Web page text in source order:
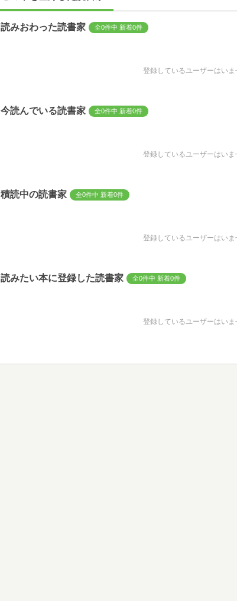
読みおわった読書家 全0件中 新着0件
登録しているユーザーはいま
今読んでいる読書家 全0件中 新着0件
登録しているユーザーはいま
積読中の読書家 全0件中 新着0件
登録しているユーザーはいま
読みたい本に登録した読書家 全0件中 新着0件
登録しているユーザーはいま